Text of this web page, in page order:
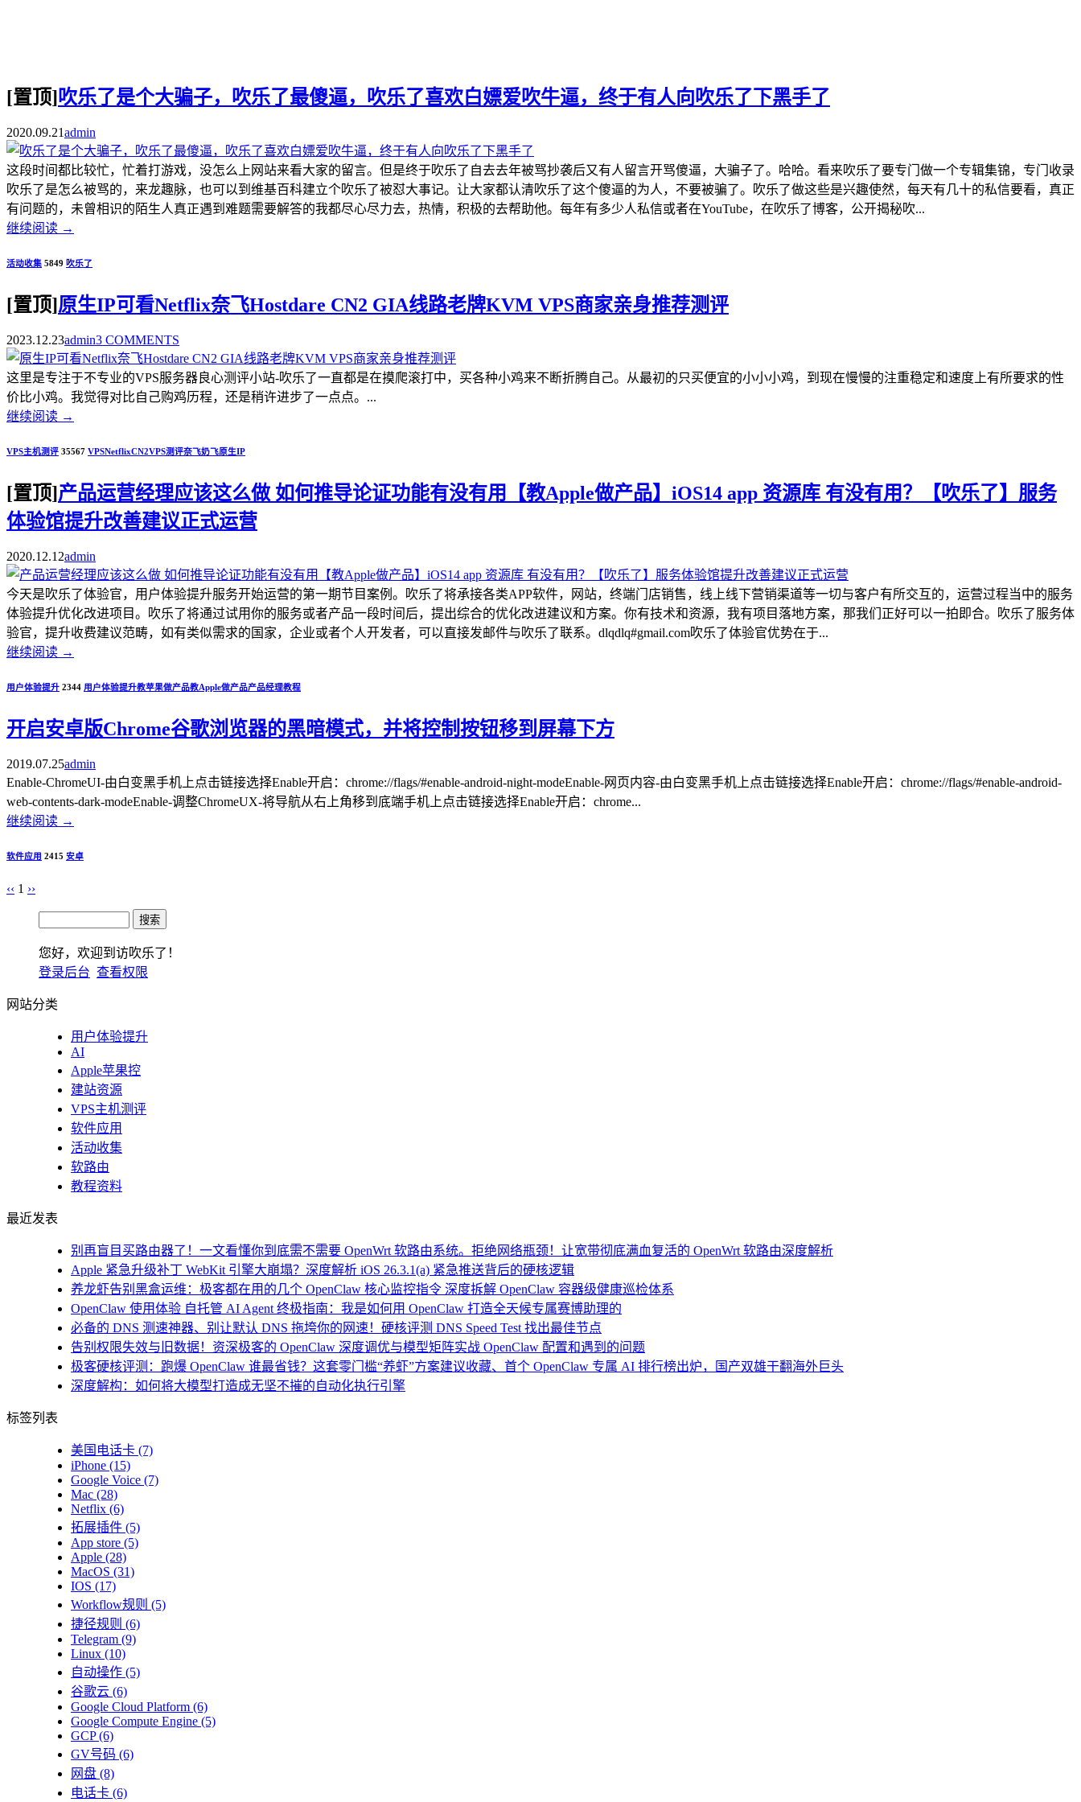
[置顶]吹乐了是个大骗子，吹乐了最傻逼，吹乐了喜欢白嫖爱吹牛逼，终于有人向吹乐了下黑手了
2020.09.21admin
这段时间都比较忙，忙着打游戏，没怎么上网站来看大家的留言。但是终于吹乐了自去去年被骂抄袭后又有人留言开骂傻逼，大骗子了。哈哈。看来吹乐了要专门做一个专辑集锦，专门收录
吹乐了是怎么被骂的，来龙趣脉，也可以到维基百科建立个吹乐了被怼大事记。让大家都认清吹乐了这个傻逼的为人，不要被骗了。吹乐了做这些是兴趣使然，每天有几十的私信要看，真正
有问题的，未曾相识的陌生人真正遇到难题需要解答的我都尽心尽力去，热情，积极的去帮助他。每年有多少人私信或者在YouTube，在吹乐了博客，公开揭秘吹...
继续阅读 →
活动收集 5849 吹乐了
[置顶]原生IP可看Netflix奈飞Hostdare CN2 GIA线路老牌KVM VPS商家亲身推荐测评
2023.12.23admin3 COMMENTS
这里是专注于不专业的VPS服务器良心测评小站-吹乐了一直都是在摸爬滚打中，买各种小鸡来不断折腾自己。从最初的只买便宜的小小小鸡，到现在慢慢的注重稳定和速度上有所要求的性
价比小鸡。我觉得对比自己购鸡历程，还是稍许进步了一点点。...
继续阅读 →
VPS主机测评 35567 VPSNetflixCN2VPS测评奈飞奶飞原生IP
[置顶]产品运营经理应该这么做 如何推导论证功能有没有用【教Apple做产品】iOS14 app 资源库 有没有用？【吹乐了】服务
体验馆提升改善建议正式运营
2020.12.12admin
今天是吹乐了体验官，用户体验提升服务开始运营的第一期节目案例。吹乐了将承接各类APP软件，网站，终端门店销售，线上线下营销渠道等一切与客户有所交互的，运营过程当中的服务
体验提升优化改进项目。吹乐了将通过试用你的服务或者产品一段时间后，提出综合的优化改进建议和方案。你有技术和资源，我有项目落地方案，那我们正好可以一拍即合。吹乐了服务体
验官，提升收费建议范畴，如有类似需求的国家，企业或者个人开发者，可以直接发邮件与吹乐了联系。dlqdlq#gmail.com吹乐了体验官优势在于...
继续阅读 →
用户体验提升 2344 用户体验提升教苹果做产品教Apple做产品产品经理教程
开启安卓版Chrome谷歌浏览器的黑暗模式，并将控制按钮移到屏幕下方
2019.07.25admin
Enable-ChromeUI-由白变黑手机上点击链接选择Enable开启：chrome://flags/#enable-android-night-modeEnable-网页内容-由白变黑手机上点击链接选择Enable开启：chrome://flags/#enable-android-
web-contents-dark-modeEnable-调整ChromeUX-将导航从右上角移到底端手机上点击链接选择Enable开启：chrome...
继续阅读 →
软件应用 2415 安卓
‹‹ 1 ››
您好，欢迎到访吹乐了！
登录后台 查看权限
网站分类
用户体验提升
AI
Apple苹果控
建站资源
VPS主机测评
软件应用
活动收集
软路由
教程资料
最近发表
别再盲目买路由器了！一文看懂你到底需不需要 OpenWrt 软路由系统。拒绝网络瓶颈！让宽带彻底满血复活的 OpenWrt 软路由深度解析
Apple 紧急升级补丁 WebKit 引擎大崩塌？深度解析 iOS 26.3.1(a) 紧急推送背后的硬核逻辑
养龙虾告别黑盒运维：极客都在用的几个 OpenClaw 核心监控指令 深度拆解 OpenClaw 容器级健康巡检体系
OpenClaw 使用体验 自托管 AI Agent 终极指南：我是如何用 OpenClaw 打造全天候专属赛博助理的
必备的 DNS 测速神器、别让默认 DNS 拖垮你的网速！硬核评测 DNS Speed Test 找出最佳节点
告别权限失效与旧数据！资深极客的 OpenClaw 深度调优与模型矩阵实战 OpenClaw 配置和遇到的问题
极客硬核评测：跑爆 OpenClaw 谁最省钱？这套零门槛“养虾”方案建议收藏、首个 OpenClaw 专属 AI 排行榜出炉，国产双雄干翻海外巨头
深度解构：如何将大模型打造成无坚不摧的自动化执行引擎
标签列表
美国电话卡 (7)
iPhone (15)
Google Voice (7)
Mac (28)
Netflix (6)
拓展插件 (5)
App store (5)
Apple (28)
MacOS (31)
IOS (17)
Workflow规则 (5)
捷径规则 (6)
Telegram (9)
Linux (10)
自动操作 (5)
谷歌云 (6)
Google Cloud Platform (6)
Google Compute Engine (5)
GCP(6)
GV号码 (6)
网盘 (8)
电话卡 (6)